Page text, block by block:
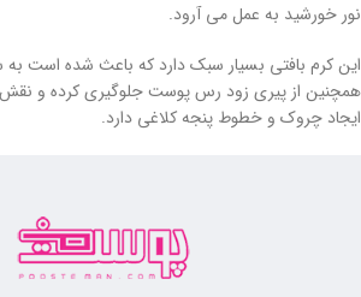
نور خورشید به عمل می آرود.
این کرم بافتی بسیار سبک دارد که باعث شده است
همچنین از پیری زود رس پوست جلوگیری کرده و نقش
ایجاد چروک و خطوط پنجه کلاغی دارد.